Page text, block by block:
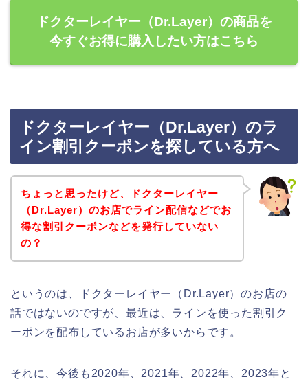
ドクターレイヤー（Dr.Layer）の商品を
今すぐお得に購入したい方はこちら
ドクターレイヤー（Dr.Layer）のラ
イン割引クーポンを探している方へ
ちょっと思ったけど、ドクターレイヤー
（Dr.Layer）のお店でライン配信などでお
得な割引クーポンなどを発行していない
の？
というのは、ドクターレイヤー（Dr.Layer）のお店の
話ではないのですが、最近は、ラインを使った割引ク
ーポンを配布しているお店が多いからです。
それに、今後も2020年、2021年、2022年、2023年と